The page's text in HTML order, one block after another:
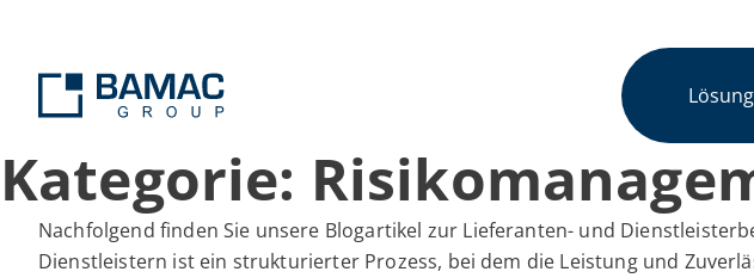
Kategorie:
Nachfolgend finden Sie unsere Blogartikel zur Lieferanten- und
Dienstleistern ist ein strukturierter Prozess, bei dem die Leistung und